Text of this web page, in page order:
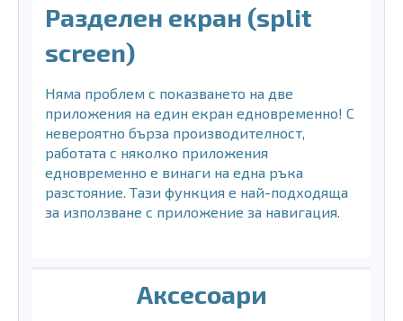
Разделен екран (split
screen)
Няма проблем с показването на две
приложения на един екран едновременно! С
невероятно бърза производителност,
работата с няколко приложения
едновременно е винаги на една ръка
разстояние. Тази функция е най-подходяща
за използване с приложение за навигация.
Аксесоари